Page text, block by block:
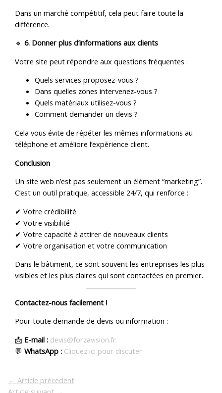
Dans un marché compétitif, cela peut faire toute la
différence.
🔹6. Donner plus d’informations aux clients
Votre site peut répondre aux questions fréquentes :
Quels services proposez-vous ?
Dans quelles zones intervenez-vous ?
Quels matériaux utilisez-vous ?
Comment demander un devis ?
Cela vous évite de répéter les mêmes informations au
téléphone et améliore l’expérience client.
Conclusion
Un site web n’est pas seulement un élément “marketing”.
C’est un outil pratique, accessible 24/7, qui renforce :
✔ Votre crédibilité
✔ Votre visibilité
✔ Votre capacité à attirer de nouveaux clients
✔ Votre organisation et votre communication
Dans le bâtiment, ce sont souvent les entreprises les plus
visibles et les plus claires qui sont contactées en premier.
Contactez-nous facilement !
Pour toute demande de devis ou information :
📩 E-mail : devis@forzavision.fr
💬WhatsApp : Cliquez ici pour discuter
← Article précédent